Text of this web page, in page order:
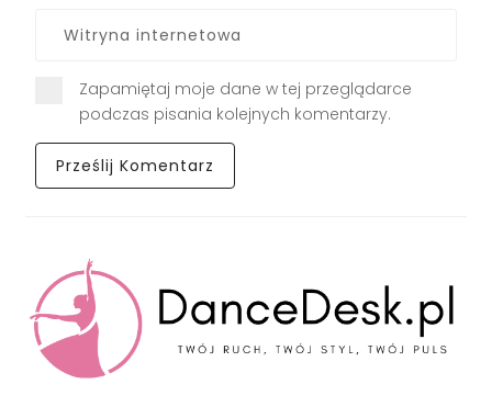
Zapamiętaj moje dane w tej przeglądarce
podczas pisania kolejnych komentarzy.